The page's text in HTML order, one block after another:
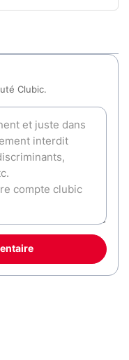
Clubic.